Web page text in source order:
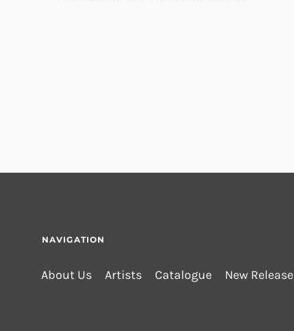
NAVIGATION
About Us Artists Catalogue New Release